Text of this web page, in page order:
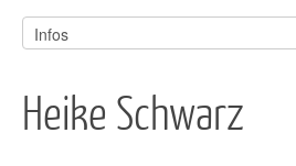
Heike Schwarz